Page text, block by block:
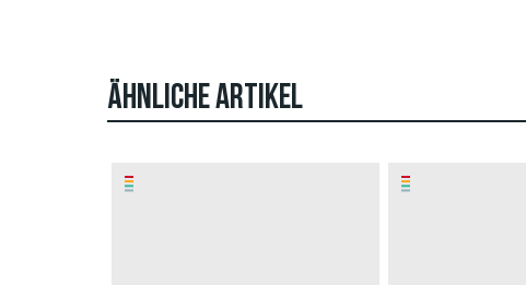
ÄHNLICHE ARTIKEL